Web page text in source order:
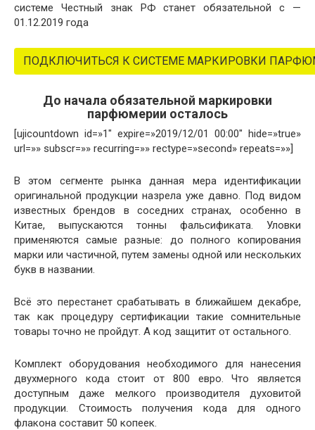
системе Честный знак РФ станет обязательной с —
01.12.2019 года
ПОДКЛЮЧИТЬСЯ К СИСТЕМЕ МАРКИРОВКИ
До начала обязательной маркировки
парфюмерии осталось
[ujicountdown id=»1″ expire=»2019/12/01 00:00″ hide=»true»
url=»» subscr=»» recurring=»» rectype=»second» repeats=»»]
В этом сегменте рынка данная мера идентификации
оригинальной продукции назрела уже давно. Под видом
известных брендов в соседних странах, особенно в
Китае, выпускаются тонны фальсификата. Уловки
применяются самые разные: до полного копирования
марки или частичной, путем замены одной или нескольких
букв в названии.
Всё это перестанет срабатывать в ближайшем декабре,
так как процедуру сертификации такие сомнительные
товары точно не пройдут. А код защитит от остального.
Комплект оборудования необходимого для нанесения
двухмерного кода стоит от 800 евро. Что является
доступным даже мелкого производителя духовитой
продукции. Стоимость получения кода для одного
флакона составит 50 копеек.